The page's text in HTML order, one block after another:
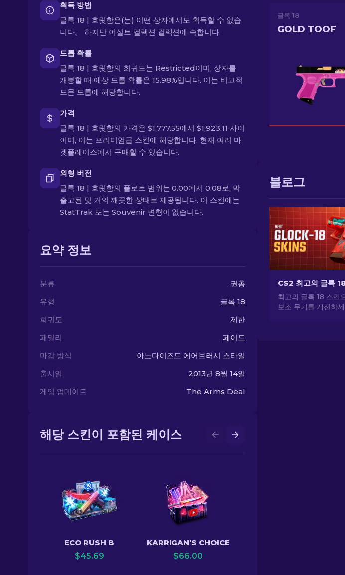
획득 방법
글록 18 | 흐릿함은(는) 어떤 상자에서도 획득할 수 없습
니다。 하지만 어설트 컬렉션 컬렉션에 속합니다.
드롭 확률
글록 18 | 흐릿함의 희귀도는 Restricted이며, 상자를
개봉할 때 예상 드롭 확률은 15.98%입니다. 이는 비교적
드문 드롭에 해당합니다.
가격
글록 18 | 흐릿함의 가격은 $1,777.55에서 $1,923.11 사이
이며, 이는 프리미엄급 스킨에 해당합니다. 현재 여러 마
켓플레이스에서 구매할 수 있습니다.
외형 버전
글록 18 | 흐릿함의 플로트 범위는 0.00에서 0.08로, 막
출고된 및 거의 깨끗한 상태로 제공됩니다. 이 스킨에는
StatTrak 또는 Souvenir 변형이 없습니다.
요약 정보
분류
권총
유형
글록 18
희귀도
제한
패밀리
페이드
마감 방식
아노다이즈드 에어브러시 스타일
출시일
2013년 8월 14일
게임 업데이트
The Arms Deal
해당 스킨이 포함된 케이스
ECO RUSH B
$45.69
KARRIGAN'S CHOICE
$66.00
글록 18
GOLD TOOF
블로그
최고의 글록 18 스킨
보조 무기를 개선하세